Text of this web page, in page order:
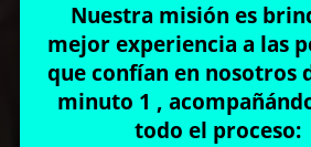
Nuestra misión es
mejor experiencia a las
que confían en nosotros
minuto 1 ,
todo el proceso: